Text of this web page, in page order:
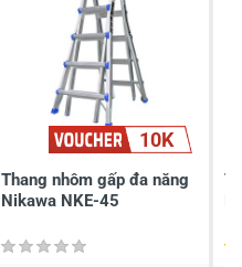
10K
Thang nhôm gấp đa năng
Nikawa NKE-45